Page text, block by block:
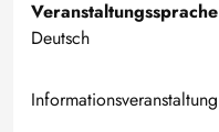
Veranstaltungssprache
Deutsch
Informationsveranstaltung